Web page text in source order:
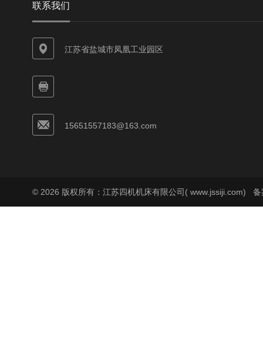
联系我们
江苏省盐城市凤凰工业园区
15651557183@163.com
© 2026 版权所有：江苏四机机床有限公司( www.jssiji.com) 备